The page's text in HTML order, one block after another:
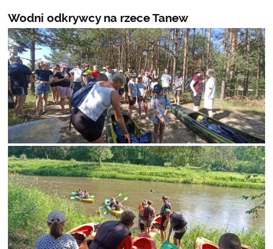
Wodni odkrywcy na rzece Tanew